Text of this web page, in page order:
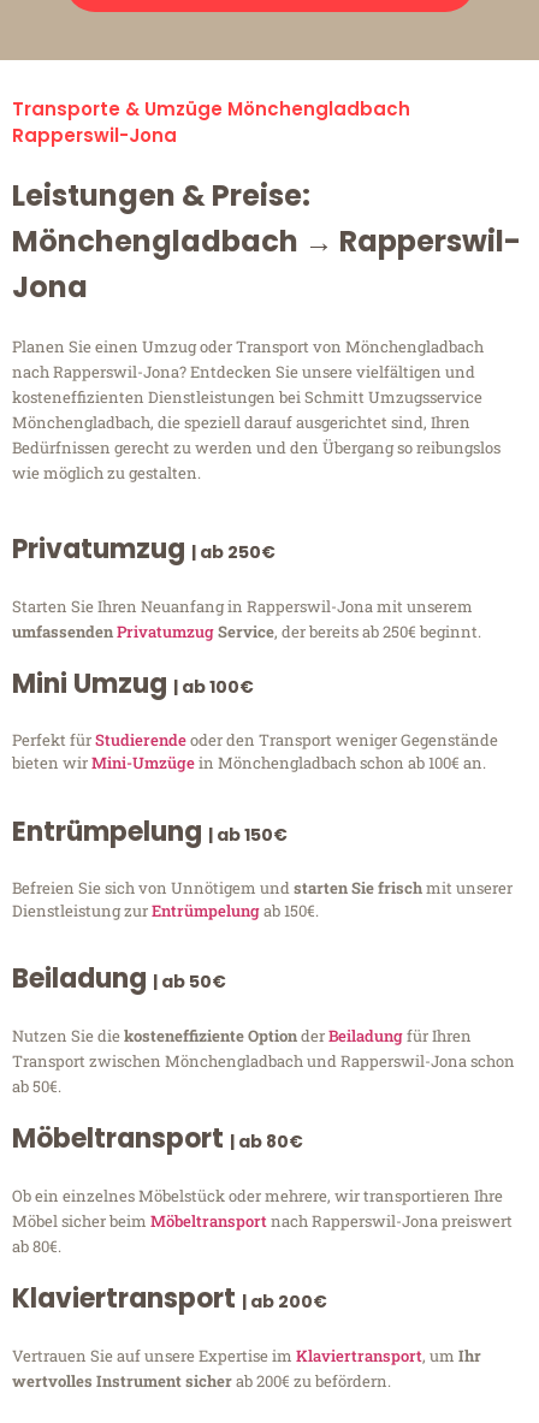
Transporte & Umzüge Mönchengladbach
Rapperswil-Jona
Leistungen & Preise:
Mönchengladbach → Rapperswil-
Jona
Planen Sie einen Umzug oder Transport von Mönchengladbach
nach Rapperswil-Jona? Entdecken Sie unsere vielfältigen und
kosteneffizienten Dienstleistungen bei Schmitt Umzugsservice
Mönchengladbach, die speziell darauf ausgerichtet sind, Ihren
Bedürfnissen gerecht zu werden und den Übergang so reibungslos
wie möglich zu gestalten.
Privatumzug | ab 250€
Starten Sie Ihren Neuanfang in Rapperswil-Jona mit unserem
umfassendenPrivatumzugService, der bereits ab 250€ beginnt.
Mini Umzug | ab 100€
Perfekt fürStudierendeoder den Transport weniger Gegenstände
bieten wirMini-Umzügein Mönchengladbach schon ab 100€ an.
Entrümpelung | ab 150€
Befreien Sie sich von Unnötigem undstarten Sie frischmit unserer
Dienstleistung zurEntrümpelungab 150€.
Beiladung | ab 50€
Nutzen Sie diekosteneffiziente OptionderBeiladungfür Ihren
Transport zwischen Mönchengladbach und Rapperswil-Jona schon
ab 50€.
Möbeltransport | ab 80€
Ob ein einzelnes Möbelstück oder mehrere, wir transportieren Ihre
Möbel sicher beim Möbeltransportnach Rapperswil-Jona preiswert
ab 80€.
Klaviertransport | ab 200€
Vertrauen Sie auf unsere Expertise im Klaviertransport, um Ihr
wertvolles Instrument sicherab 200€ zu befördern.